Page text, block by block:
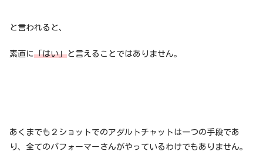
と言われると、
素直に「はい」と言えることではありません。
あくまでも２ショットでのアダルトチャットは一つの手段であ
り、全てのパフォーマーさんがやっているわけでもありません。